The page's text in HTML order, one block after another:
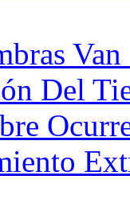
Del